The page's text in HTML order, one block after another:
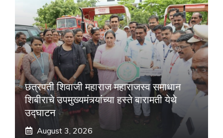
छत्रपती शिवाजी महाराज महाराजस्व समाधान
शिबीराचे उपमुख्यमंत्र्यांच्या हस्ते बारामती येथे
उद्घाटन
August 3, 2026